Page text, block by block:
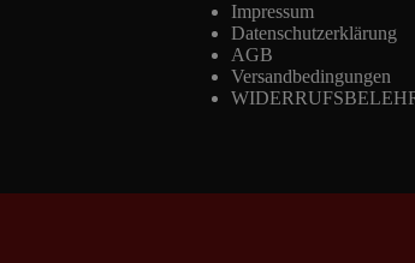
Impressum
Datenschutzerklärung
AGB
Versandbedingungen